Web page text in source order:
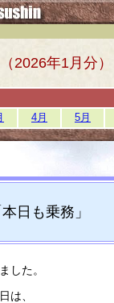
分）
4月 5月
本日も乗務 」
した。
は、